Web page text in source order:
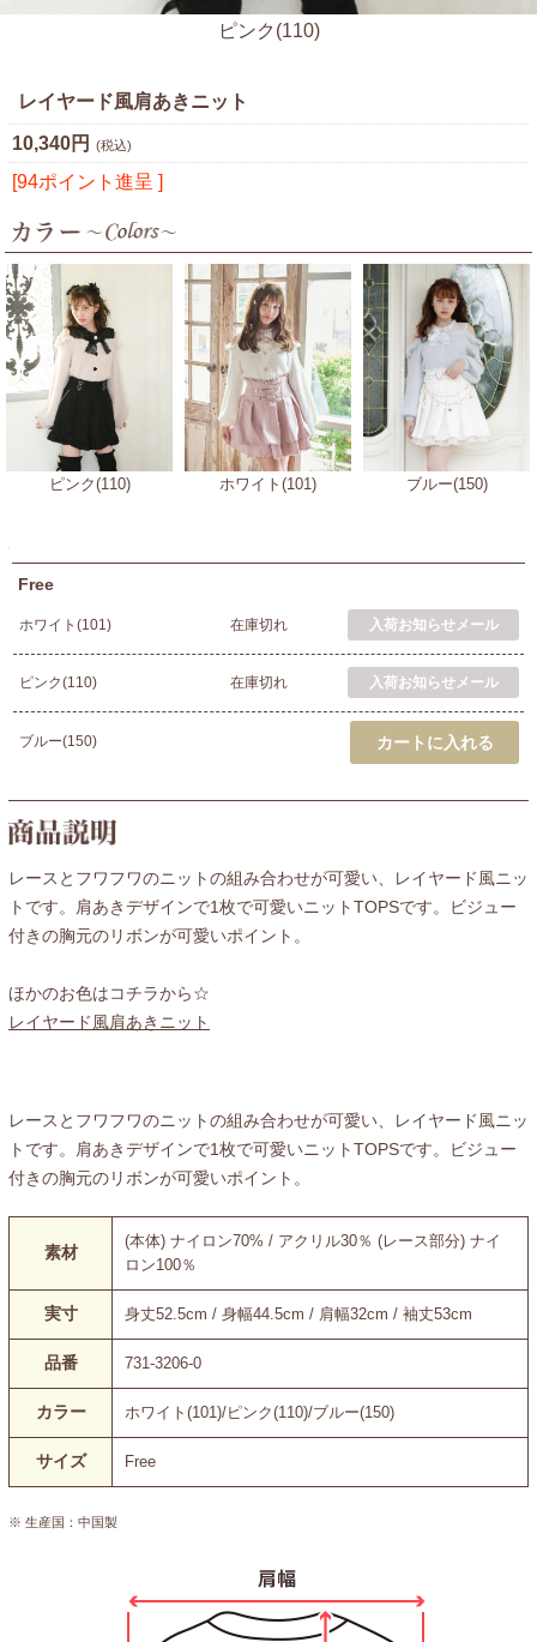
ピンク(110)
レイヤード風肩あきニット
10,340円 (税込)
[94ポイント進呈 ]
ピンク(110) ホワイト(101) ブルー(150)
Free
ホワイト(101) 在庫切れ
ピンク(110) 在庫切れ
ブルー(150)
レースとフワフワのニットの組み合わせが可愛い、レイヤード風ニッ
トです。肩あきデザインで1枚で可愛いニットTOPSです。ビジュー
付きの胸元のリボンが可愛いポイント。
ほかのお色はコチラから☆
レイヤード風肩あきニット
レースとフワフワのニットの組み合わせが可愛い、レイヤード風ニッ
トです。肩あきデザインで1枚で可愛いニットTOPSです。ビジュー
付きの胸元のリボンが可愛いポイント。
素材
(本体) ナイロン70% / アクリル30％ (レース部分) ナイ
ロン100％
実寸 身丈52.5cm / 身幅44.5cm / 肩幅32cm / 袖丈53cm
品番 731-3206-0
カラー ホワイト(101)/ピンク(110)/ブルー(150)
サイズ Free
※ 生産国：中国製